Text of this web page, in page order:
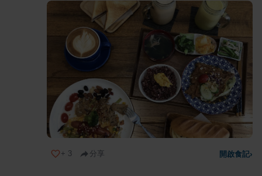
+ 3 分享 開啟食記›